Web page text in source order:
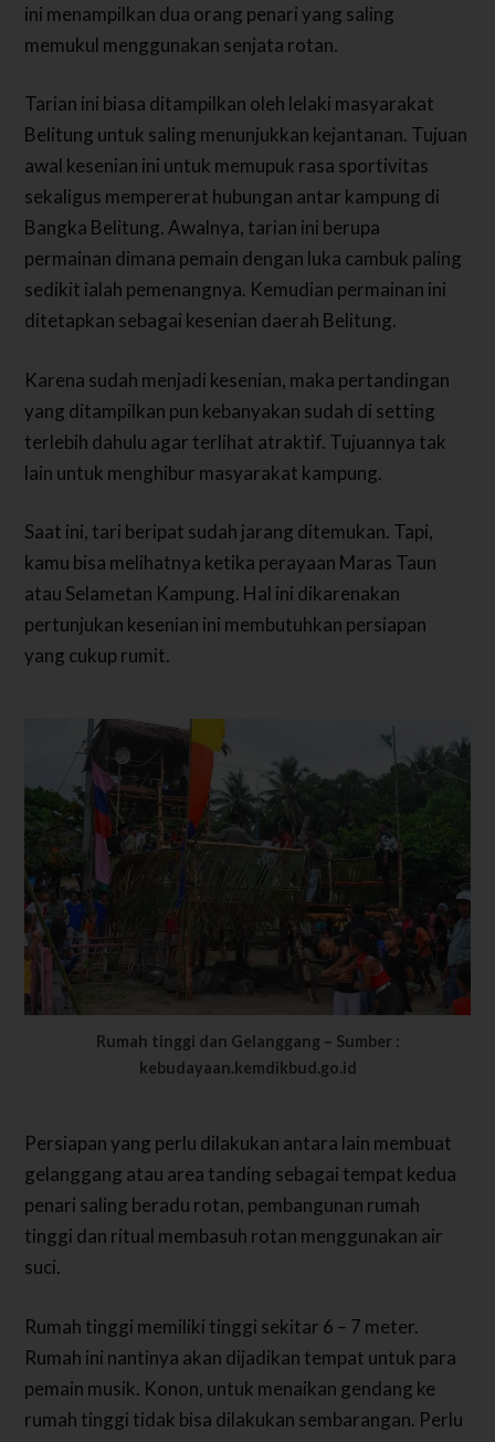
ini menampilkan dua orang penari yang saling
memukul menggunakan senjata rotan.
Tarian ini biasa ditampilkan oleh lelaki masyarakat
Belitung untuk saling menunjukkan kejantanan. Tujuan
awal kesenian ini untuk memupuk rasa sportivitas
sekaligus mempererat hubungan antar kampung di
Bangka Belitung. Awalnya, tarian ini berupa
permainan dimana pemain dengan luka cambuk paling
sedikit ialah pemenangnya. Kemudian permainan ini
ditetapkan sebagai kesenian daerah Belitung.
Karena sudah menjadi kesenian, maka pertandingan
yang ditampilkan pun kebanyakan sudah di setting
terlebih dahulu agar terlihat atraktif. Tujuannya tak
lain untuk menghibur masyarakat kampung.
Saat ini, tari beripat sudah jarang ditemukan. Tapi,
kamu bisa melihatnya ketika perayaan Maras Taun
atau Selametan Kampung. Hal ini dikarenakan
pertunjukan kesenian ini membutuhkan persiapan
yang cukup rumit.
Rumah tinggi dan Gelanggang – Sumber :
kebudayaan.kemdikbud.go.id
Persiapan yang perlu dilakukan antara lain membuat
gelanggang atau area tanding sebagai tempat kedua
penari saling beradu rotan, pembangunan rumah
tinggi dan ritual membasuh rotan menggunakan air
suci.
Rumah tinggi memiliki tinggi sekitar 6 – 7 meter.
Rumah ini nantinya akan dijadikan tempat untuk para
pemain musik. Konon, untuk menaikan gendang ke
rumah tinggi tidak bisa dilakukan sembarangan. Perlu